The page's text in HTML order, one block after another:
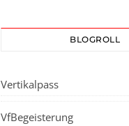
BLOGROLL
Vertikalpass
VfBegeisterung